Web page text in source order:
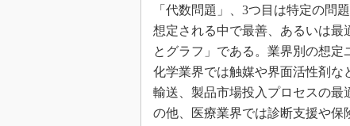
「代数問題」、3つ目は特定の問
想定される中で最善、あるいは最
とグラフ」である。業界別の想
化学業界では触媒や界面活性剤な
輸送、製品市場投入プロセスの最
の他、医療業界では診断支援や